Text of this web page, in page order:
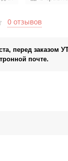
0 отзывов
перед заказом
почте.